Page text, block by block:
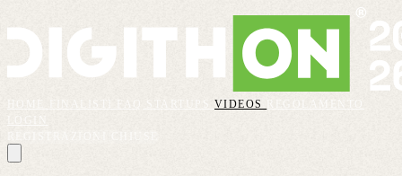
VIDEOS
REGOLAMENTO